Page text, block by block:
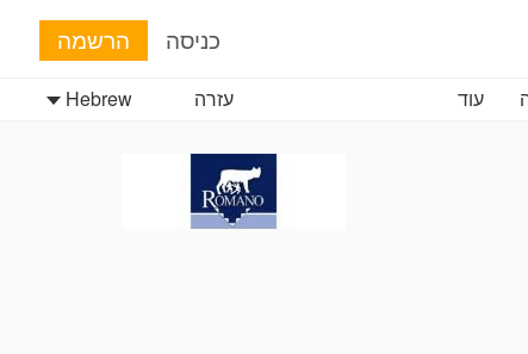
כניסה הרשמה
עוד Hebrew עזרה